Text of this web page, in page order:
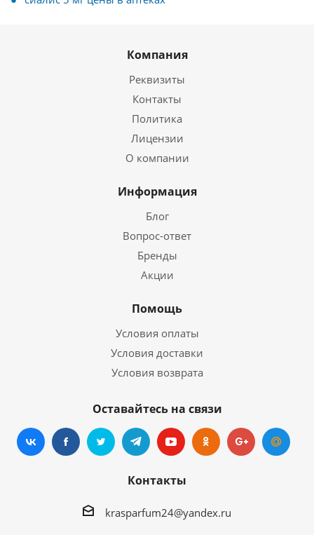
Компания
Реквизиты
Контакты
Политика
Лицензии
О компании
Информация
Блог
Вопрос-ответ
Бренды
Акции
Помощь
Условия оплаты
Условия доставки
Условия возврата
Оставайтесь на связи
Контакты
krasparfum24@yandex.ru